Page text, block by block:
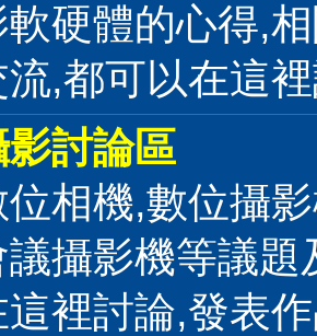
硬體的心得,
,都可以在這
討論區
相機,數位攝
攝影機等議題
裡討論,發表